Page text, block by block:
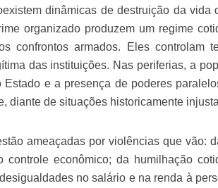
dinâmicas de destruição da vida
organizado produzem um regime
confrontos armados. Eles controlam
das instituições. Nas periferias, a
Estado e a presença de poderes
diante de situações historicamente
ameaçadas por violências que vão:
controle econômico; da humilhação
no salário e na renda à